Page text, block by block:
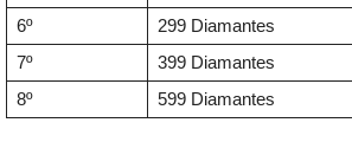
6º
299 Diamantes
7º
399 Diamantes
8º
599 Diamantes